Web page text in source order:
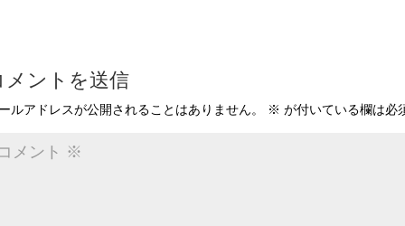
メントを送信
ルアドレスが公開されることはありません。 ※ が付いている欄は必